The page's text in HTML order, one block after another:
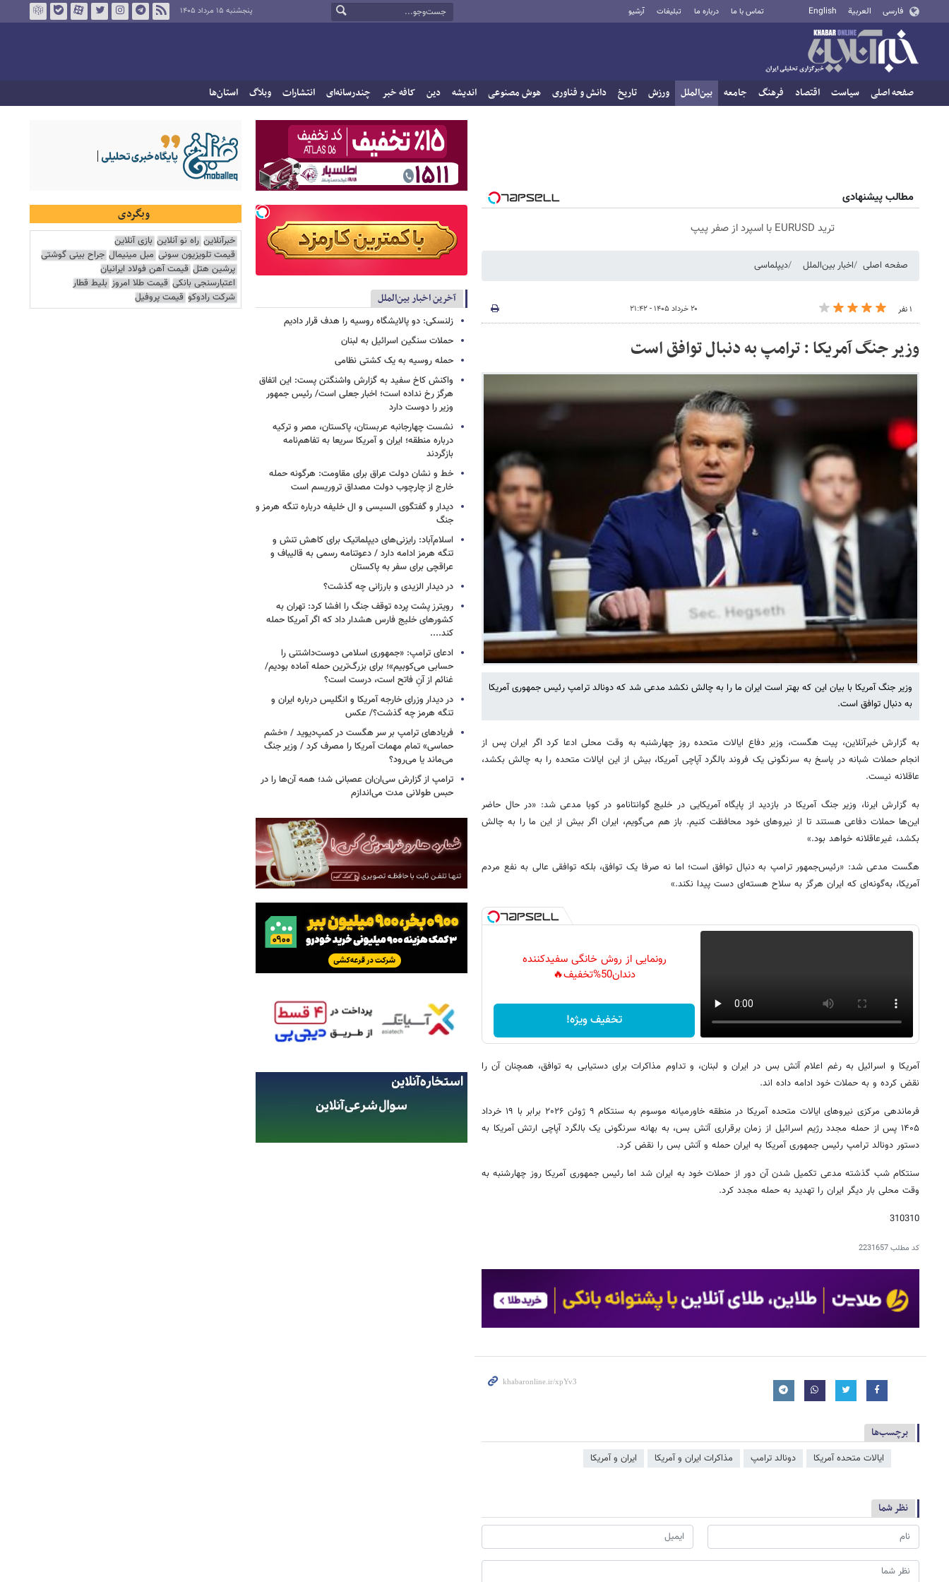
فارسی العربية English تماس با ما درباره ما تبلیغات آرشیو پنجشنبه ۱۵ مرداد ۱۴۰۵
صفحه اصلی سیاست اقتصاد فرهنگ جامعه بین‌الملل ورزش تاریخ دانش و فناوری هوش مصنوعی اندیشه دین کافه خبر چندرسانه‌ای انتشارات وبلاگ استان‌ها
مطالب پیشنهادی
ترید EURUSD با اسپرد از صفر پیپ
صفحه اصلی اخبار بین‌الملل دیپلماسی
۱ نفر ۲۰ خرداد ۱۴۰۵ - ۲۱:۴۲
وزیر جنگ آمریکا : ترامپ به دنبال توافق است
وزیر جنگ آمریکا با بیان این که بهتر است ایران ما را به چالش نکشد مدعی شد که دونالد ترامپ رئیس جمهوری آمریکا
به دنبال توافق است.
به گزارش خبرآنلاین، پیت هگست، وزیر دفاع ایالات متحده روز چهارشنبه به وقت محلی ادعا کرد اگر ایران پس از
انجام حملات شبانه در پاسخ به سرنگونی یک فروند بالگرد آپاچی آمریکا، بیش از این ایالات متحده را به چالش بکشد،
عاقلانه نیست.
به گزارش ایرنا، وزیر جنگ آمریکا در بازدید از پایگاه آمریکایی در خلیج گوانتانامو در کوبا مدعی شد: «در حال حاضر
این‌ها حملات دفاعی هستند تا از نیروهای خود محافظت کنیم. باز هم می‌گویم، ایران اگر بیش از این ما را به چالش
بکشد، غیرعاقلانه خواهد بود.»
هگست مدعی شد: «رئیس‌جمهور ترامپ به دنبال توافق است؛ اما نه صرفا یک توافق، بلکه توافقی عالی به نفع مردم
آمریکا، به‌گونه‌ای که ایران هرگز به سلاح هسته‌ای دست پیدا نکند.»
رونمایی از روش خانگی سفیدکننده
دندان50%تخفیف🔥
تخفیف ویژه!
آمریکا و اسرائیل به رغم اعلام آتش بس در ایران و لبنان، و تداوم مذاکرات برای دستیابی به توافق، همچنان آن را
نقض کرده و به حملات خود ادامه داده اند.
فرماندهی مرکزی نیروهای ایالات متحده آمریکا در منطقه خاورمیانه موسوم به سنتکام ۹ ژوئن ۲۰۲۶ برابر با ۱۹ خرداد
۱۴۰۵ پس از حمله مجدد رژیم اسرائیل از زمان برقراری آتش بس، به بهانه سرنگونی یک بالگرد آپاچی ارتش آمریکا به
دستور دونالد ترامپ رئیس جمهوری آمریکا به ایران حمله و آتش بس را نقض کرد.
سنتکام شب گذشته مدعی تکمیل شدن آن دور از حملات خود به ایران شد اما رئیس جمهوری آمریکا روز چهارشنبه به
وقت محلی بار دیگر ایران را تهدید به حمله مجدد کرد.
310310
کد مطلب2231657
برچسب‌ها
ایالات متحده آمریکا دونالد ترامپ مذاکرات ایران و آمریکا ایران و آمریکا
نظر شما
آخرین اخبار بین‌الملل
زلنسکی: دو پالایشگاه روسیه را هدف قرار دادیم
حملات سنگین اسرائیل به لبنان
حمله روسیه به یک کشتی نظامی
واکنش کاخ سفید به گزارش واشنگتن پست: این اتفاق
هرگز رخ نداده است؛ اخبار جعلی است/ رئیس جمهور
وزیر را دوست دارد
نشست چهارجانبه عربستان، پاکستان، مصر و ترکیه
درباره منطقه؛ ایران و آمریکا سریعا به تفاهم‌نامه
بازگردند
خط و نشان دولت عراق برای مقاومت: هرگونه حمله
خارج از چارچوب دولت مصداق تروریسم است
دیدار و گفتگوی السیسی و ال خلیفه درباره تنگه هرمز و
جنگ
اسلام‌آباد: رایزنی‌های دیپلماتیک برای کاهش تنش و
تنگه هرمز ادامه دارد / دعوتنامه رسمی به قالیباف و
عراقچی برای سفر به پاکستان
در دیدار الزیدی و بارزانی چه گذشت؟
رویترز پشت پرده توقف جنگ را افشا کرد: تهران به
کشورهای خلیج فارس هشدار داد که اگر آمریکا حمله
کند....
ادعای ترامپ: «جمهوری اسلامی دوست‌داشتنی را
حسابی می‌کوبیم»؛ برای بزرگ‌ترین حمله آماده بودیم/
غنائم از آنِ فاتح است، درست است؟
در دیدار وزرای خارجه آمریکا و انگلیس درباره ایران و
تنگه هرمز چه گذشت؟/ عکس
فریادهای ترامپ بر سر هگست در کمپ‌دیوید / «خشم
حماسی» تمام مهمات آمریکا را مصرف کرد / وزیر جنگ
می‌ماند یا می‌رود؟
ترامپ از گزارش سی‌ان‌ان عصبانی شد؛ همه آن‌ها را در
حبس طولانی مدت می‌اندازم
وبگردی
خبرآنلاین راه نو آنلاین بازی آنلاین
قیمت تلویزیون سونی مبل مینیمال جراح بینی گوشتی
پرشین هتل قیمت آهن فولاد ایرانیان
اعتبارسنجی بانکی قیمت طلا امروز بلیط قطار
شرکت رادوکو قیمت پروفیل